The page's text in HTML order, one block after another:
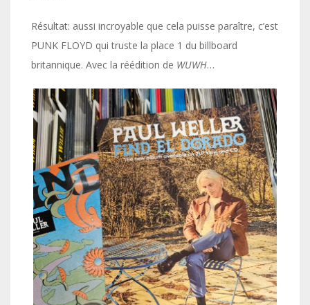
Résultat: aussi incroyable que cela puisse paraître, c’est
PUNK FLOYD qui truste la place 1 du billboard
britannique. Avec la réédition de WUWH…